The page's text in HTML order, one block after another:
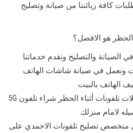
كافة زبائننا من صيانة وتصليح
الحظر هو الافضل؟
الصيانة والتصليح ونقدم خدماتنا
ونعمل في صيانة شاشات الهاتف
الهاتف بالبيت
يمكنك.من خلال محلات تلفونات أثناء الحظر شراء تلفون 5G
لامام منزلك
تصليح تلفونات الاحمدي على